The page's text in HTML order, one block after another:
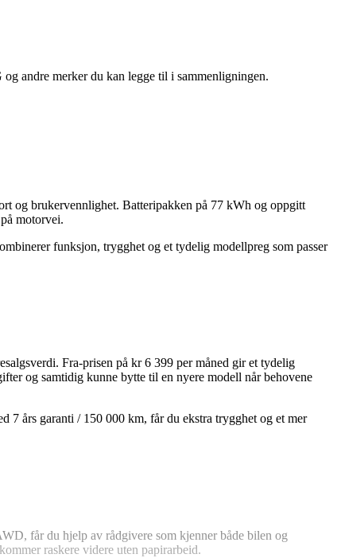
andre merker du kan legge til i sammenligningen.
og brukervennlighet. Batteripakken på 77 kWh og oppgitt
motorvei.
funksjon, trygghet og et tydelig modellpreg som passer
Fra-prisen på kr 6 399 per måned gir et tydelig
og samtidig kunne bytte til en nyere modell når behovene
7 års garanti / 150 000 km, får du ekstra trygghet og et mer
får du hjelp av rådgivere som kjenner både bilen og
raskere videre uten papirarbeid.